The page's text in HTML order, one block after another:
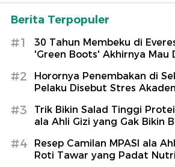
Berita Terpopuler
#1
30 Tahun Membeku di
'Green Boots' Akhirnya Mau
#2
Horornya Penembakan di
Pelaku Disebut Stres
#3
Trik Bikin Salad Tinggi
ala Ahli Gizi yang Gak Bikin
#4
Resep Camilan MPASI ala
Roti Tawar yang Padat